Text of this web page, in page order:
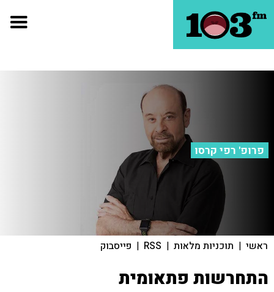
פרופ' רפי קרסו
ראשי | תוכניות מלאות |
RSS
| פייסבוק
התחרשות פתאומית